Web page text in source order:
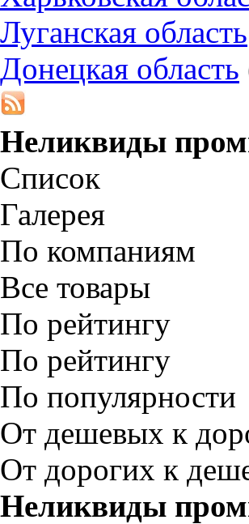
Луганская область
Донецкая область
Неликвиды
Список
Галерея
По компаниям
Все товары
По рейтингу
По рейтингу
По популярности
От дешевых к
От дорогих к
Неликвиды